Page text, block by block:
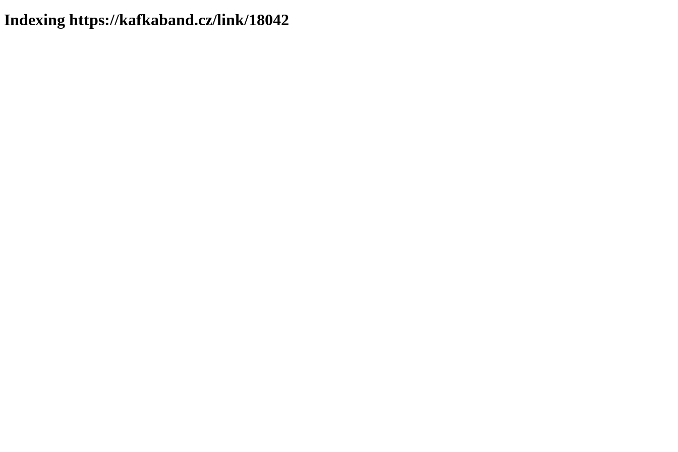
Indexing https://kafkaband.cz/link/18042